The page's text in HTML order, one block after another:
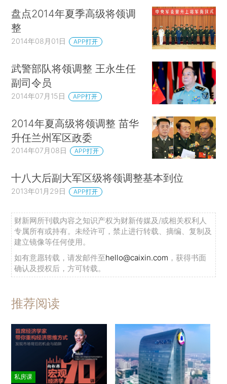
盘点2014年夏季高级将领调
整
2014年08月01日 APP打开
武警部队将领调整 王永生任
副司令员
2014年07月15日 APP打开
2014年夏高级将领调整 苗华
升任兰州军区政委
2014年07月08日 APP打开
十八大后副大军区级将领调整基本到位
2013年01月29日 APP打开
财新网所刊载内容之知识产权为财新传媒及/或相关权利人
专属所有或持有。未经许可，禁止进行转载、摘编、复制及
建立镜像等任何使用。
如有意愿转载，请发邮件至hello@caixin.com ，获得书面
确认及授权后，方可转载。
推荐阅读
私房课